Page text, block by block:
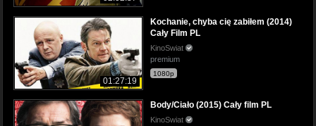
01:27:19
Kochanie, chyba cię zabiłem (2014)
Cały Film PL
KinoSwiat
premium
1080p
Body/Ciało (2015) Cały film PL
KinoSwiat